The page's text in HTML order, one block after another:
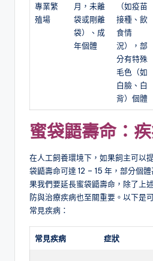
專業繁
殖場
月，未離
袋或剛離
袋）、成
年個體
（如疫苗
接種、飲
食情
況），部
分有特殊
毛色（如
白臉、白
背）個體
蜜袋鼯壽命：
在人工飼養環境下，如果飼主可以
袋鼯壽命可達 12 – 15 年，部分個
果我們要延長蜜袋鼯壽命，除了上
防與治療疾病也至關重要。以下是
常見疾病：
常見疾病 症狀